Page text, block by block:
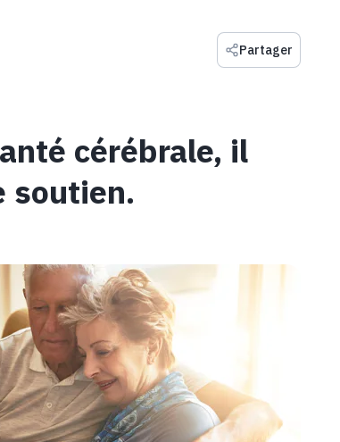
Partager
cérébrale, il
soutien.